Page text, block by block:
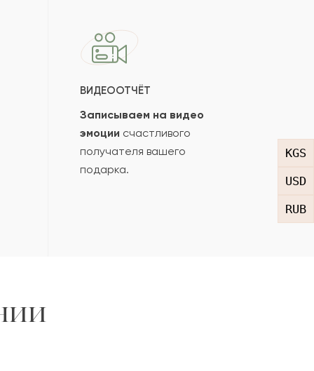
KGS
USD
RUB
ВИДЕООТЧЁТ
Записываем на видео
эмоции счастливого
получателя вашего
подарка.